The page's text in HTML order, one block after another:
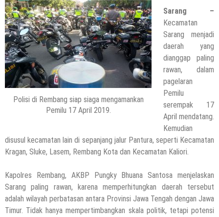
Polisi di Rembang siap siaga mengamankan
Pemilu 17 April 2019.
Sarang –
Kecamatan
Sarang menjadi
daerah yang
dianggap paling
rawan, dalam
pagelaran
Pemilu
serempak 17
April mendatang.
Kemudian
disusul kecamatan lain di sepanjang jalur Pantura, seperti Kecamatan
Kragan, Sluke, Lasem, Rembang Kota dan Kecamatan Kaliori.
Kapolres Rembang, AKBP Pungky Bhuana Santosa menjelaskan
Sarang paling rawan, karena memperhitungkan daerah tersebut
adalah wilayah perbatasan antara Provinsi Jawa Tengah dengan Jawa
Timur. Tidak hanya mempertimbangkan skala politik, tetapi potensi